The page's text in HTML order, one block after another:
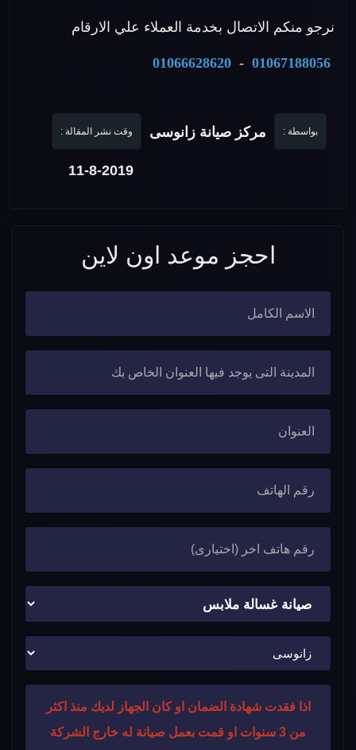
نرجو منكم الاتصال بخدمة العملاء علي الارقام
01067188056
-
01066628620
بواسطة : مركز صيانة زانوسى وقت نشر المقالة :
11-8-2019
احجز موعد اون لاين
اذا فقدت شهادة الضمان او كان الجهاز لديك منذ اكثر
من 3 سنوات او قمت بعمل صيانة له خارج الشركة